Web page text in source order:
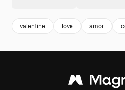
valentine love amor